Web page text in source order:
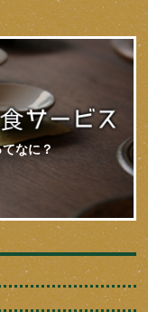
なに？